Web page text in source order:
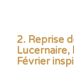
2. Reprise
Lucernaire,
Février